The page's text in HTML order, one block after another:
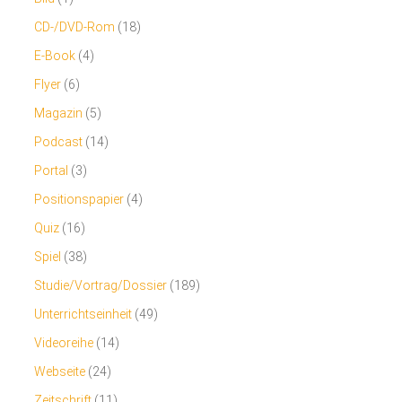
CD-/DVD-Rom (18)
E-Book (4)
Flyer (6)
Magazin (5)
Podcast (14)
Portal (3)
Positionspapier (4)
Quiz (16)
Spiel (38)
Studie/Vortrag/Dossier (189)
Unterrichtseinheit (49)
Videoreihe (14)
Webseite (24)